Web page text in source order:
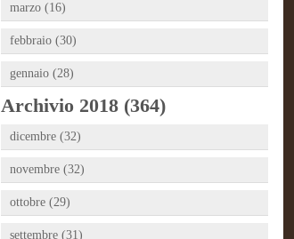
marzo (16)
febbraio (30)
gennaio (28)
Archivio 2018 (364)
dicembre (32)
novembre (32)
ottobre (29)
settembre (31)